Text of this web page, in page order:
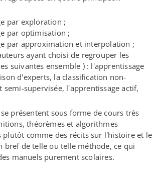
par exploration ;
par optimisation ;
par approximation et interpolation ;
ayant choisi de regrouper les
suivantes ensemble ) : l'apprentissage
d'experts, la classification non-​
semi-​supervisée, l'apprentissage actif,
présentent sous forme de cours très
théorèmes et algorithmes
plutôt comme des récits sur l'histoire et le
bref de telle ou telle méthode, ce qui
manuels purement scolaires.